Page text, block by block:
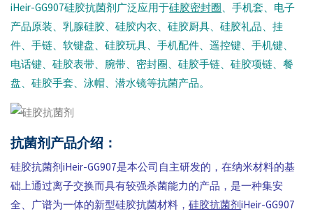
iHeir-GG907硅胶抗菌剂广泛应用于硅胶密封圈、手机套、电子
产品原装、乳腺硅胶、硅胶内衣、硅胶厨具、硅胶礼品、挂
件、手链、软键盘、硅胶玩具、手机配件、遥控键、手机键、
电话键、硅胶表带、腕带、密封圈、硅胶手链、硅胶项链、餐
盘、硅胶手套、泳帽、潜水镜等抗菌产品。
抗菌剂产品介绍：
硅胶抗菌剂iHeir-GG907是本公司自主研发的，在纳米材料的基
础上通过离子交换而具有较强杀菌能力的产品，是一种集安
全、广谱为一体的新型硅胶抗菌材料，硅胶抗菌剂iHeir-GG907